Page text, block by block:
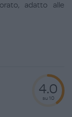
adatto alle
4.0
su 10